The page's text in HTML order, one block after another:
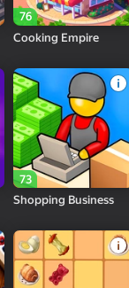
76
Cooking Empire
73
Shopping Business